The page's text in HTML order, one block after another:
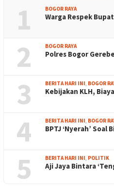
1 BOGOR RAYA
Warga Respek
2 BOGOR RAYA
Polres Bogor
3 BERITA HARI INI BOGOR
Kebijakan KLH,
4 BERITA HARI INI BOGOR
BPTJ ‘Nyerah’ Soal
5 BERITA HARI INI POLITIK
Aji Jaya Bintara